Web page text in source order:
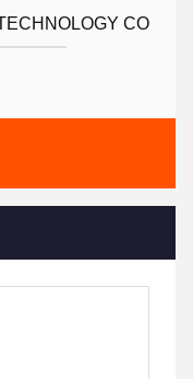
CO